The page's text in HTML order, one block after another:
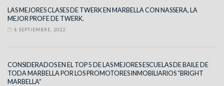
LAS MEJORES CLASES DE TWERK EN MARBELLA CON NASSERA, LA
MEJOR PROFE DE TWERK.
8 SEPTIEMBRE, 2022
CONSIDERADOS EN EL TOP 5 DE LAS MEJORES ESCUELAS DE BAILE DE
TODA MARBELLA POR LOS PROMOTORES INMOBILIARIOS “BRIGHT
MARBELLA”